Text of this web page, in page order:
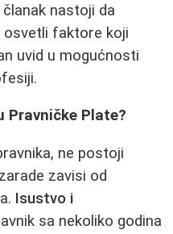
nastoji da
osvetli faktore koji
uvid u mogućnosti
Pravničke Plate?
ne postoji
zavisi od
Isustvo i
sa nekoliko godina